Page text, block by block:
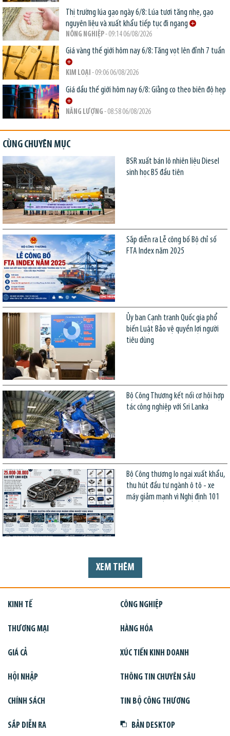
Thị trường lúa gạo ngày 6/8: Lúa tươi tăng nhẹ, gạo
nguyên liệu và xuất khẩu tiếp tục đi ngang
NÔNG NGHIỆP- 09:14 06/08/2026
Giá vàng thế giới hôm nay 6/8: Tăng vọt lên đỉnh 7 tuần
KIM LOẠI - 09:06 06/08/2026
Giá dầu thế giới hôm nay 6/8: Giằng co theo biên độ hẹp
NĂNG LƯỢNG - 08:58 06/08/2026
CÙNG CHUYÊN MỤC
BSR xuất bán lô nhiên liệu Diesel
sinh học B5 đầu tiên
Sắp diễn ra Lễ công bố Bộ chỉ số
FTA Index năm 2025
Ủy ban Cạnh tranh Quốc gia phổ
biến Luật Bảo vệ quyền lợi người
tiêu dùng
Bộ Công Thương kết nối cơ hội hợp
tác công nghiệp với Sri Lanka
Bộ Công thương lo ngại xuất khẩu,
thu hút đầu tư ngành ô tô - xe
máy giảm mạnh vì Nghị định 101
XEM THÊM
KINH TẾ CÔNG NGHIỆP
THƯƠNG MẠI HÀNG HÓA
GIÁ CẢ XÚC TIẾN KINH DOANH
HỘI NHẬP THÔNG TIN CHUYÊN SÂU
CHÍNH SÁCH TIN BỘ CÔNG THƯƠNG
SẮP DIỄN RA BẢN DESKTOP